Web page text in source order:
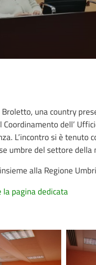
una country
dell’
L’incontro si è
umbre del settore della
alla Regione
pagina dedicata